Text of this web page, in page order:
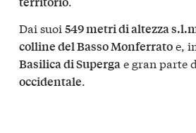
Dai suoi 549 metri di altezza
colline del Basso Monferratoe,
Basilica di Supergae gran parte
occidentale.